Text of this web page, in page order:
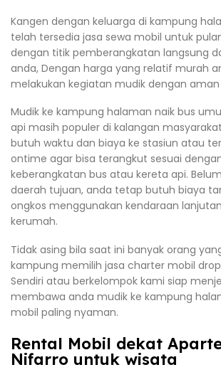
Kangen dengan keluarga di kampung
telah tersedia jasa sewa mobil untuk
dengan titik pemberangkatan langsung
anda, Dengan harga yang relatif murah
melakukan kegiatan mudik dengan
Mudik ke kampung halaman naik bus
api masih populer di kalangan
butuh waktu dan biaya ke stasiun atau
ontime agar bisa terangkut sesuai
keberangkatan bus atau kereta api.
daerah tujuan, anda tetap butuh biaya
ongkos menggunakan kendaraan
kerumah.
Tidak asing bila saat ini banyak orang
kampung memilih jasa charter mobil
Sendiri atau berkelompok kami siap
membawa anda mudik ke kampung
mobil paling nyaman.
Rental Mobil dekat
Nifarro untuk wisata